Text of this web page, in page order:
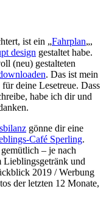
ist ein „Fahrplan„,
design gestaltet habe.
(neu) gestalteten
. Das ist mein
deine Lesetreue. Dass
habe ich dir und
gönne dir eine
Café Sperling.
– je nach
Lieblingsgetränk und
2019 / Werbung
der letzten 12 Monate,